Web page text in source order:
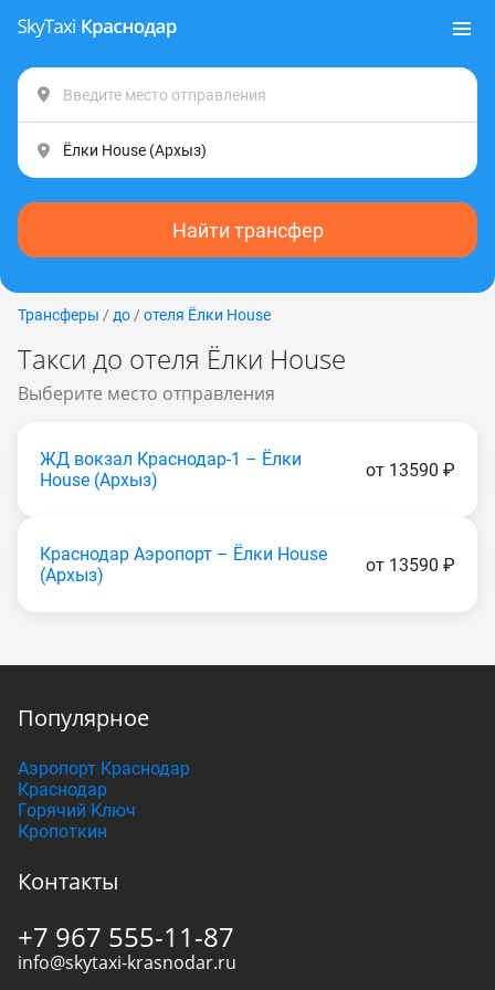
Найти трансфер
Трансферы / до / отеля Ёлки House
Такси до отеля Ёлки House
Выберите место отправления
ЖД вокзал Краснодар-1 – Ёлки
House (Apxыз)
от 13590 ₽
Краснодар Аэропорт – Ёлки House
(Apxыз)
от 13590 ₽
Популярное
Аэропорт Краснодар
Краснодар
Горячий Ключ
Кропоткин
Контакты
+7 967 555-11-87
info@skytaxi-krasnodar.ru